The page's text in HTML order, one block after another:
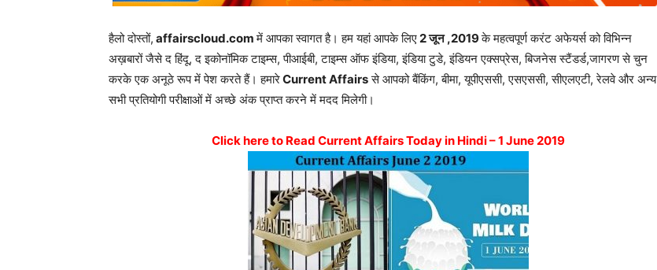
हैलो दोस्तों, affairscloud.comमें आपका स्वागत है। हम यहां आपके लिए2 जून,2019के महत्वपूर्ण करंट अफेयर्स को विभिन्न
अख़बारों जैसे द हिंदू, द इकोनॉमिक टाइम्स, पीआईबी, टाइम्स ऑफ इंडिया, इंडिया टुडे, इंडियन एक्सप्रेस, बिजनेस स्टैंडर्ड,जागरण से चुन
करके एक अनूठे रूप में पेश करते हैं। हमारेCurrent Affairsसे आपको बैंकिंग, बीमा, यूपीएससी, एसएससी, सीएलएटी, रेलवे और अन्य
सभी प्रतियोगी परीक्षाओं में अच्छे अंक प्राप्त करने में मदद मिलेगी।
Click here to Read Current Affairs Today in Hindi – 1 June 2019